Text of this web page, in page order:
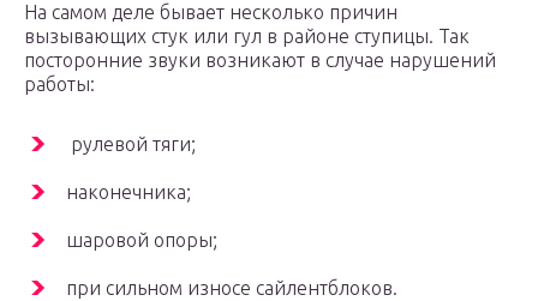
На самом деле бывает несколько причин
вызывающих стук или гул в районе ступицы. Так
посторонние звуки возникают в случае нарушений
работы:
рулевой тяги;
наконечника;
шаровой опоры;
при сильном износе сайлентблоков.